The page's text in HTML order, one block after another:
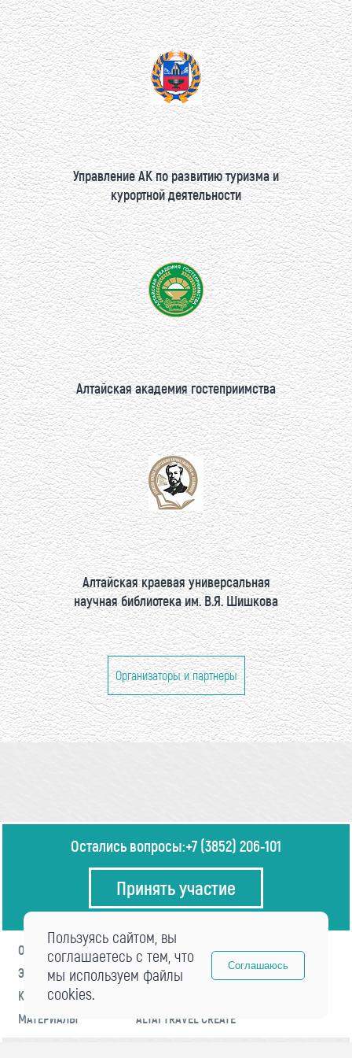
Управление АК по развитию туризма и
курортной деятельности
Алтайская академия гостеприимства
Алтайская краевая универсальная
научная библиотека им. В.Я. Шишкова
Организаторы и партнеры
Остались вопросы:+7 (3852) 206-101
Принять участие
О ФОРУМЕ
ПРОГРАММА
ЭКСПЕРТЫ
НОВОСТИ
КОНТАКТЫ
МАТЕРИАЛЫ
ALTAI TRAVEL CREATE
Пользуясь сайтом, вы
соглашаетесь с тем, что
мы используем файлы
cookies.
Соглашаюсь